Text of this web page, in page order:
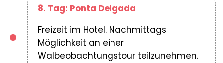
8. Tag: Ponta Delgada
Freizeit im Hotel. Nachmittags
Möglichkeit an einer
Walbeobachtungstour teilzunehmen.